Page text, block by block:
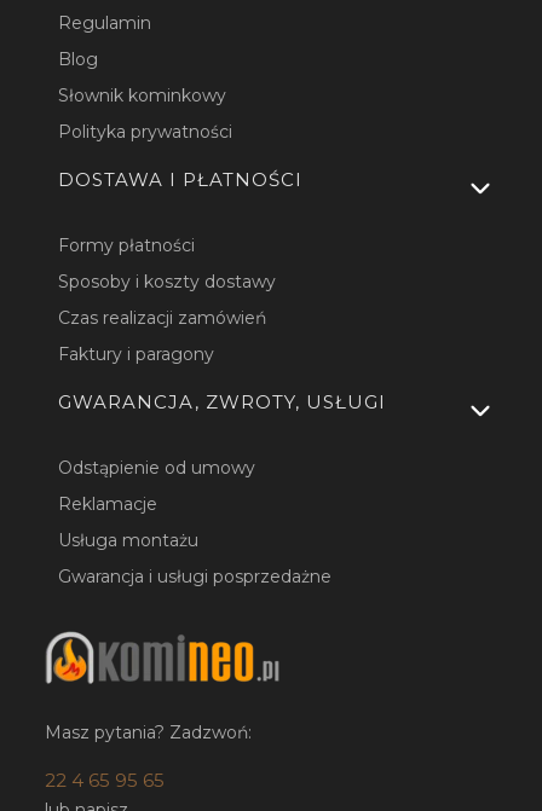
Regulamin
Blog
Słownik kominkowy
Polityka prywatności
DOSTAWA I PŁATNOŚCI
Formy płatności
Sposoby i koszty dostawy
Czas realizacji zamówień
Faktury i paragony
GWARANCJA, ZWROTY, USŁUGI
Odstąpienie od umowy
Reklamacje
Usługa montażu
Gwarancja i usługi posprzedażne
Masz pytania? Zadzwoń:
22 4 65 95 65